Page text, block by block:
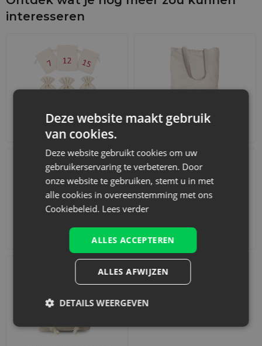
logoverpakkingen de perfecte vorm van reclame zijn voor
uw merk! Investeer in onze buitengewone velours zakjes en
interesseren
Adventskalenders Katoenen zakjes
Accessoires en decoraties Sets
Deze website maakt gebruik
van cookies.
Deze website gebruikt cookies om uw
gebruikerservaring te verbeteren. Door
onze website te gebruiken, stemt u in met
alle cookies in overeenstemming met ons
Cookiebeleid. Lees verder
ALLES ACCEPTEREN
ALLES AFWIJZEN
DETAILS WEERGEVEN